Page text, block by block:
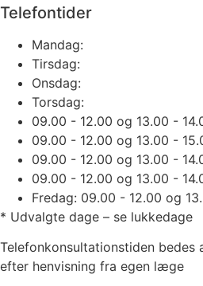
Telefontider
Mandag:
Tirsdag:
Onsdag:
Torsdag:
09.00 - 12.00 og 13.00 -
09.00 - 12.00 og 13.00 -
09.00 - 12.00 og 13.00 -
09.00 - 12.00 og 13.00 -
Fredag: 09.00 - 12.00 og
* Udvalgte dage – se lukkedage
Telefonkonsultationstiden bedes
efter henvisning fra egen læge